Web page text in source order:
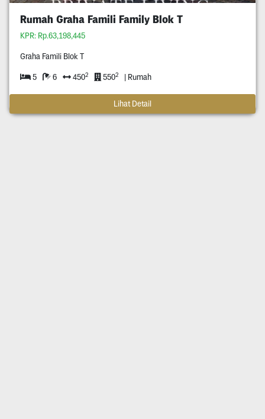
Rumah Graha Famili Family Blok T
KPR: Rp.63,198,445
Graha Famili Blok T
5 6 4502 5502 | Rumah
Lihat Detail